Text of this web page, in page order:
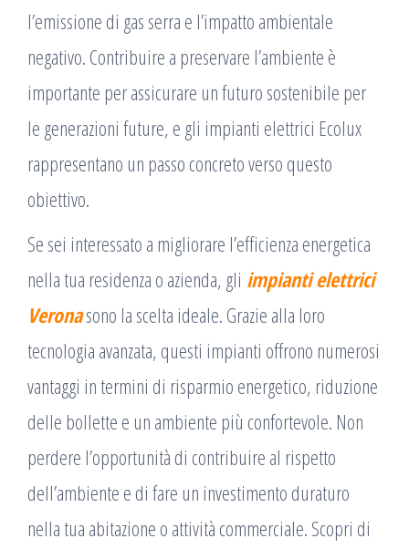
l’emissione di gas serra e l’impatto ambientale
negativo. Contribuire a preservare l’ambiente è
importante per assicurare un futuro sostenibile per
le generazioni future, e gli impianti elettrici Ecolux
rappresentano un passo concreto verso questo
obiettivo.
Se sei interessato a migliorare l’efficienza energetica
nella tua residenza o azienda, gli impianti elettrici
Veronasono la scelta ideale. Grazie alla loro
tecnologia avanzata, questi impianti offrono numerosi
vantaggi in termini di risparmio energetico, riduzione
delle bollette e un ambiente più confortevole. Non
perdere l’opportunità di contribuire al rispetto
dell’ambiente e di fare un investimento duraturo
nella tua abitazione o attività commerciale. Scopri di